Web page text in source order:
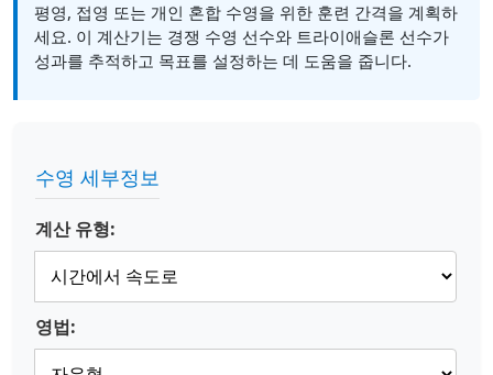
평영, 접영 또는 개인 혼합 수영을 위한 훈련 간격을 계획하
세요. 이 계산기는 경쟁 수영 선수와 트라이애슬론 선수가
성과를 추적하고 목표를 설정하는 데 도움을 줍니다.
수영 세부정보
계산 유형:
영법: